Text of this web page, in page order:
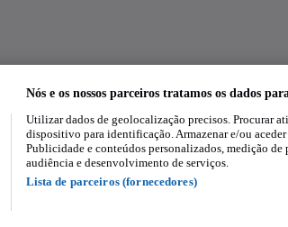
Experimenta a aplicação
Nós e os nossos parceiros tratamos os dados
Utilizar dados de geolocalização precisos. Procurar
dispositivo para identificação. Armazenar e/ou
Publicidade e conteúdos personalizados, medição
audiência e desenvolvimento de serviços.
Lista de parceiros (fornecedores)